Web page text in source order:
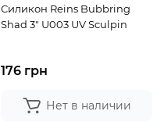
Силикон Reins Bubbring
Shad 3" U003 UV Sculpin
176 грн
Нет в наличии